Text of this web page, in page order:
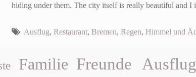
hiding under them. The city itself is really beautiful and
Ausflug, Restaurant, Bremen, Regen, Himmel und
Familie Freunde Ausflug